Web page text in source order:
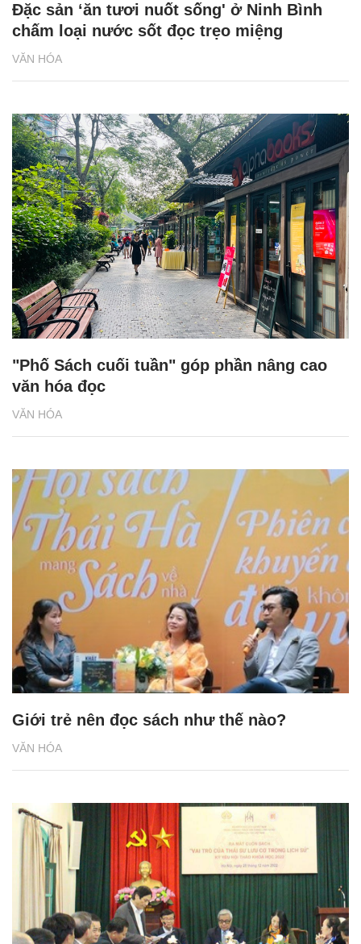
VĂN HÓA
Đặc sản ‘ăn tươi nuốt sống' ở Ninh Bình
chấm loại nước sốt đọc trẹo miệng
VĂN HÓA
"Phố Sách cuối tuần" góp phần nâng cao
văn hóa đọc
VĂN HÓA
Giới trẻ nên đọc sách như thế nào?